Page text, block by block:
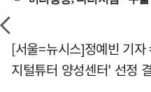
[서울=뉴시스]정예빈 기
지털튜터 양성센터' 선정